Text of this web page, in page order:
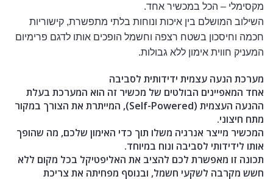
מקסימלי – הכל במכשיר אחד.
השילוב המושלם בין איכות ונוחות בלתי מתפשרת, קישוריות
חכמה וחיסכון בשטח רצפה וחשמל הופכים אותו לדגם פרימיום
המעניק חווית אימון ללא גבולות.
מערכת הנעה עצמית ידידותית לסביבה
אחד המאפיינים הבולטים של מכשיר זה הוא המערכת בעלת
ההנעה העצמית (Self-Powered), המייתרת את הצורך במקור
מתח חיצוני.
המכשיר מייצר אנרגיה משלו תוך כדי האימון שלכם, מה שהופך
אותו לידידותי לסביבה ונוח במיוחד.
תכונה זו מאפשרת לכם להציב את האליפטיקל בכל מקום ללא
חשש מקרבה לשקעי חשמל, ובנוסף מפחיתה את צריכת